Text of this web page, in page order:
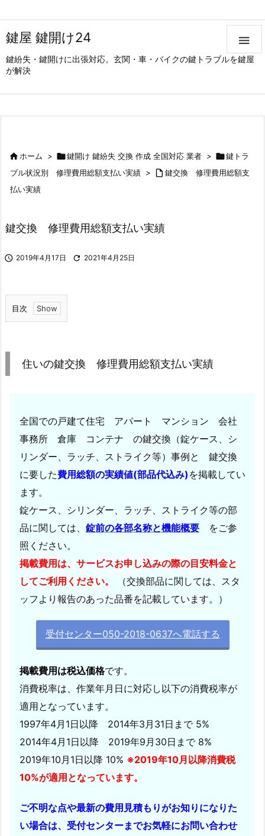
鍵屋 鍵開け24
鍵紛失・鍵開けに出張対応。玄関・車・バイクの鍵トラブルを鍵屋
が解決

ホーム > 鍵開け 鍵紛失 交換 作成 全国対応 業者 > 鍵トラ
ブル状況別 修理費用総額支払い実績 >  鍵交換 修理費用総額支
払い実績
鍵交換 修理費用総額支払い実績
 2019年4月17日  2021年4月25日
目次
1.
の
換
修
費
用
総
額
支
払
実
績
1.
別
鍵
換
案
件
住いの鍵交換 修理費用総額支払い実績
全国での戸建て住宅 アパート マンション 会社
事務所 倉庫 コンテナ の鍵交換（錠ケース、シ
リンダー、ラッチ、ストライク等）事例と 鍵交換
に要した費用総額の実績値(部品代込み) を掲載してい
ます。
錠ケース、シリンダー、ラッチ、ストライク等の部
品に関しては、 錠前の各部名称と機能概要 をご参
照ください。
掲載費用は、サービスお申し込みの際の目安料金と
してご利用ください。
（交換部品に関しては、スタ
ッフより報告のあった品番を記載しています。）
受付センター050-2018-0637へ電話する
掲載費用は税込価格です。
消費税率は、作業年月日に対応し以下の消費税率が
適用となっています。
1997年4月1日以降 2014年3月31日まで 5%
2014年4月1日以降 2019年9月30日まで 8%
2019年10月1日以降 10% ※2019年10月以降消費税
10%が適用となっています。
ご不明な点や最新の費用見積もりがお知りになりた
い場合は、受付センターまでお気軽にお問い合わせ